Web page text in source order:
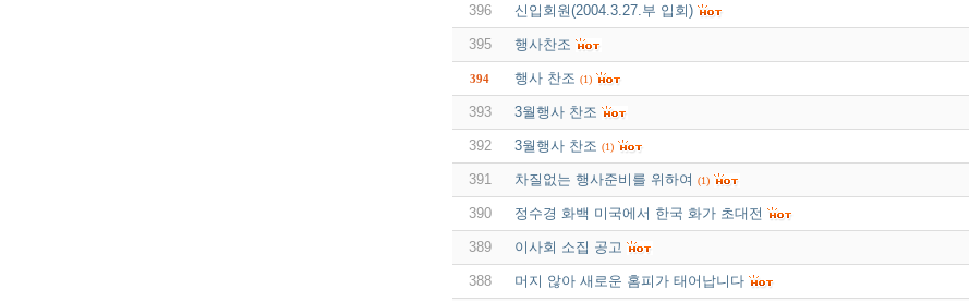
396 신입회원(2004.3.27.부 입회)
395 행사찬조
394 행사 찬조 (1)
393 3월행사 찬조
392 3월행사 찬조 (1)
391 차질없는 행사준비를 위하여 (1)
390 정수경 화백 미국에서 한국 화가 초대전
389 이사회 소집 공고
388 머지 않아 새로운 홈피가 태어납니다